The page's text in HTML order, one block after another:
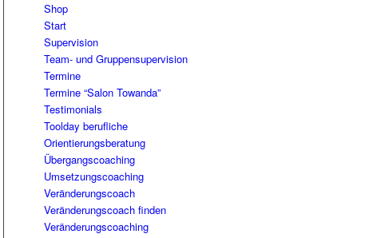
Shop
Start
Supervision
Team- und Gruppensupervision
Termine
Termine “Salon Towanda”
Testimonials
Toolday berufliche
Orientierungsberatung
Übergangscoaching
Umsetzungscoaching
Veränderungscoach
Veränderungscoach finden
Veränderungscoaching